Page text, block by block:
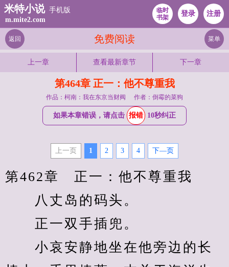
米特小说 手机版
m.mite2.com
临时
书架
登录 注册
免费阅读
返回 菜单
上一章 查看最新章节 下一章
第464章 正一：他不尊重我
作品：柯南：我在东京当财阀 作者：倒霉的菜狗
如果本章错误，请点击 报错 10秒纠正
上一页 1 2 3 4 下—页
第462章　正一：他不尊重我
八丈岛的码头。
正一双手插兜。
小哀安静地坐在他旁边的长